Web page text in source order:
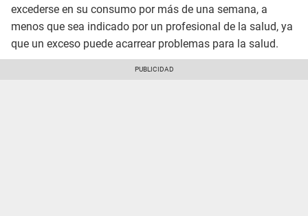
excederse en su consumo por más de una semana, a
menos que sea indicado por un profesional de la salud, ya
que un exceso puede acarrear problemas para la salud.